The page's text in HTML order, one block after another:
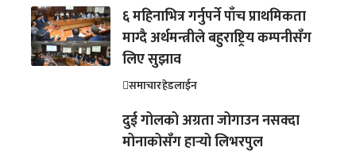
६ महिनाभित्र गर्नुपर्ने पाँच प्राथमिकता
माग्दै अर्थमन्त्रीले बहुराष्ट्रिय कम्पनीसँग
लिए सुझाव
समाचारहेडलाईन
दुई गोलको अग्रता जोगाउन नसक्दा
मोनाकोसँग हार्‍यो लिभरपुल